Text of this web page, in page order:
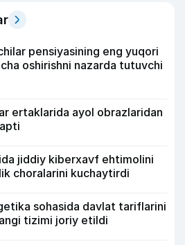
pensiyasining eng yuqori
oshirishni nazarda tutuvchi
ertaklarida ayol obrazlaridan
jiddiy kiberxavf ehtimolini
choralarini kuchaytirdi
sohasida davlat tariflarini
tizimi joriy etildi